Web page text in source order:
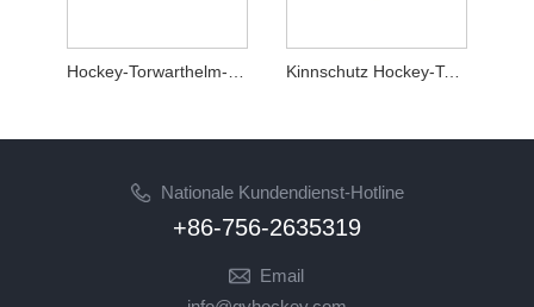
Kinnschutz Hockey-Torwarthelm-Zubehör
Nationale Kundendienst-Hotline
+86-756-2635319
Email